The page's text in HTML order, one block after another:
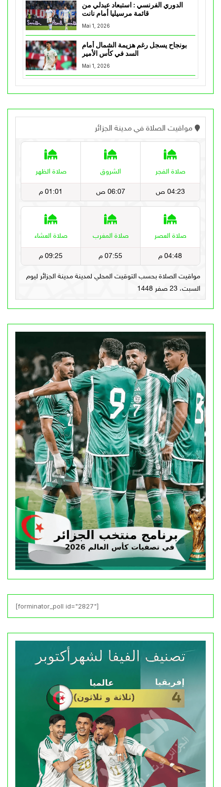
الدوري الفرنسي : استبعاد عبدلي من
قائمة مرسيليا أمام نانت
Mai 1, 2026
بونجاح يسجل رغم هزيمة الشمال أمام
السد في كأس الأمير
Mai 1, 2026
[forminator_poll id="2827"]